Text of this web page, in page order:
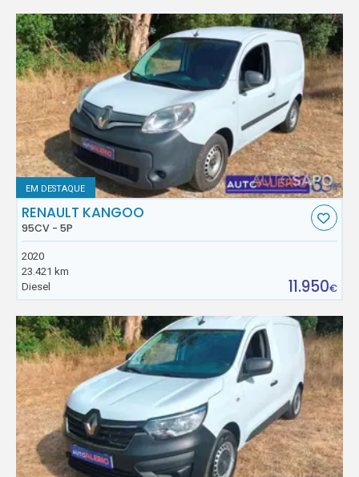
EM DESTAQUE
RENAULT KANGOO
95CV - 5P
2020
23.421 km
Diesel
11.950€